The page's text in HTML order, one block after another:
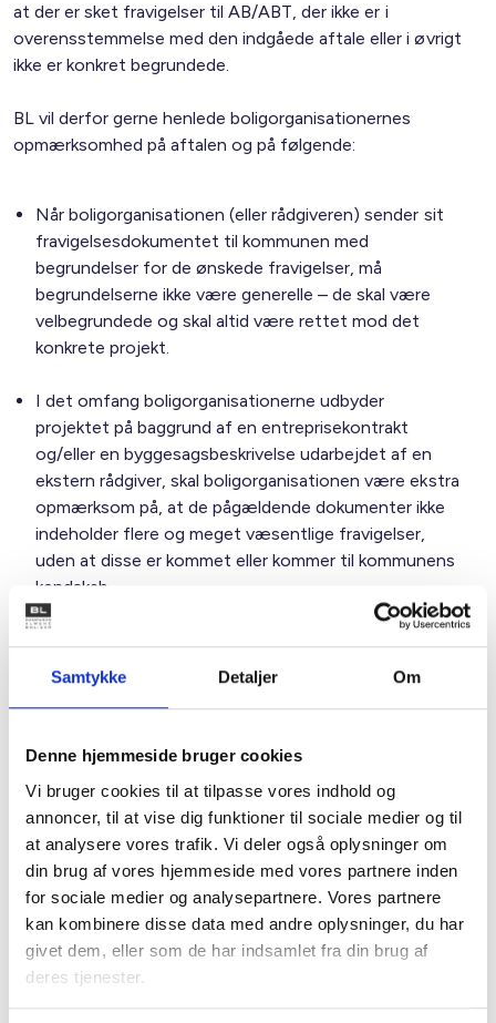
Samtykke Detaljer Om
Denne hjemmeside bruger cookies
Vi bruger cookies til at tilpasse vores indhold og
annoncer, til at vise dig funktioner til sociale medier og til
at analysere vores trafik. Vi deler også oplysninger om
din brug af vores hjemmeside med vores partnere inden
for sociale medier og analysepartnere. Vores partnere
kan kombinere disse data med andre oplysninger, du har
givet dem, eller som de har indsamlet fra din brug af
deres tjenester.
at der er sket fravigelser til AB/ABT, der ikke er i
overensstemmelse med den indgåede aftale eller i øvrigt
ikke er konkret begrundede.
BL vil derfor gerne henlede boligorganisationernes
opmærksomhed på aftalen og på følgende:
Når boligorganisationen (eller rådgiveren) sender sit
fravigelsesdokumentet til kommunen med
begrundelser for de ønskede fravigelser, må
begrundelserne ikke være generelle – de skal være
velbegrundede og skal altid være rettet mod det
konkrete projekt.
I det omfang boligorganisationerne udbyder
projektet på baggrund af en entreprisekontrakt
og/eller en byggesagsbeskrivelse udarbejdet af en
ekstern rådgiver, skal boligorganisationen være ekstra
opmærksom på, at de pågældende dokumenter ikke
indeholder flere og meget væsentlige fravigelser,
uden at disse er kommet eller kommer til kommunens
kendskab.
skal boligorganisationen (tilsagnsmodtageren) sikrer
sig, at den delegerede bygherre (den private part) i
AB/ABR/ABT til grund uden afvigelser i
30, stk. 2, jf. støttebekendtgørelsens § 24.
Der henvises i øvrigt til BL’s hjemmeside for nærmere
information om AB-dokumenterne, herunder ABR
Forenklet og AB Forenklet samt AB-udvalget betænkning,
der omfatter udvalgets generelle overvejelser, de aftalte
dokumenter samt specielle bemærkninger til de enkelte